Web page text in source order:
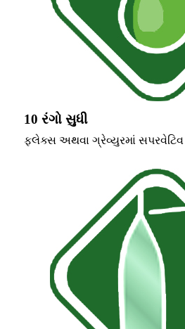
10 રંગો સુધી
ફ્લેક્સ અથવા ગ્રેવ્યુરમાં